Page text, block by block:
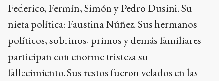
Federico, Fermín, Simón y Pedro Dusini. Su
nieta política: Faustina Núñez. Sus hermanos
políticos, sobrinos, primos y demás familiares
participan con enorme tristeza su
fallecimiento. Sus restos fueron velados en las